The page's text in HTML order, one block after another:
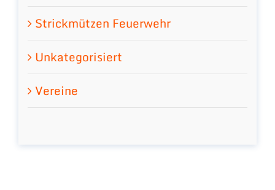
Strickmützen Feuerwehr
Unkategorisiert
Vereine